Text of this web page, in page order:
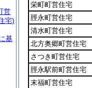
栄町町営住宅
脛永町営住宅
清水町営住宅
北方奥郷町営住宅
さつき町営住宅
脛永駅前町営住宅
末福町営住宅
営
宅)
基